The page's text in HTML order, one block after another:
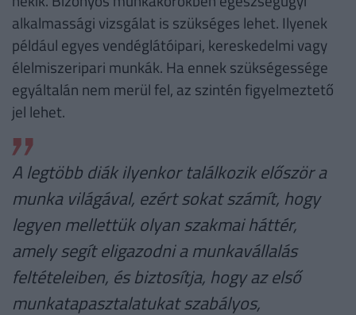
alkalmassági vizsgálat is szükséges lehet. Ilyenek
például egyes vendéglátóipari, kereskedelmi vagy
élelmiszeripari munkák. Ha ennek szükségessége
egyáltalán nem merül fel, az szintén figyelmeztető
jel lehet.
A legtöbb diák ilyenkor találkozik először a
munka világával, ezért sokat számít, hogy
legyen mellettük olyan szakmai háttér,
amely segít eligazodni a munkavállalás
feltételeiben, és biztosítja, hogy az első
munkatapasztalatukat szabályos,